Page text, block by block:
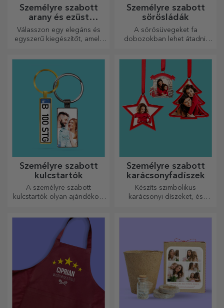
Személyre szabott
arany és ezüst
karkötők
Válasszon egy elegáns és
egyszerű kiegészítőt, amely
fogja.
Személyre szabott
sörösládák
A sörösüvegeket fa
dobozokban lehet átadni,
lehet gravírozni.
Személyre szabott
kulcstartók
A személyre szabott
kulcstartók olyan ajándékok,
tökéletesen alkalmasak arra,
hogy minden nap
emlékeztessék őket rád.
Személyre szabott
karácsonyfadíszek
Készíts szimbolikus
karácsonyi díszeket, és